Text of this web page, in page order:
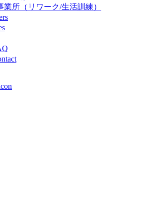
業所（リワーク/生活訓練）